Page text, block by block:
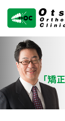
大塚矯正歯科
ック
「矯